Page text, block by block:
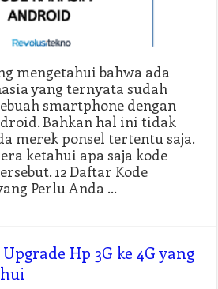
mengetahui bahwa ada
yang ternyata sudah
smartphone dengan
Bahkan hal ini tidak
merek ponsel tertentu saja.
ketahui apa saja kode
12 Daftar Kode
Perlu Anda …
Hp 3G ke 4G yang